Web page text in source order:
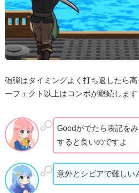
砲弾はタイミングよく打ち返したら
ーフェクト以上はコンボが継続します
Goodがでたら表記を
すると良いのですよ
意外とシビアで難しい